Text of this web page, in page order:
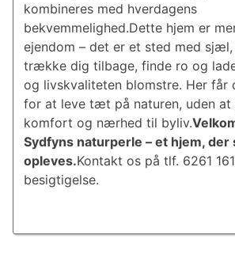
kombineres med hverdagens
bekvemmelighed.Dette hjem er
ejendom – det er et sted med
trække dig tilbage, finde ro og
og livskvaliteten blomstre. Her får
for at leve tæt på naturen, uden at
komfort og nærhed til byliv.
Sydfyns naturperle – et hjem, der
opleves.Kontakt os på tlf. 6261
besigtigelse.